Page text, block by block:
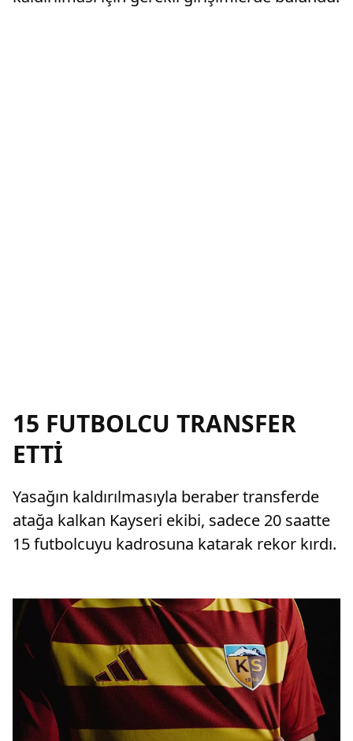
15 FUTBOLCU TRANSFER
ETTİ
Yasağın kaldırılmasıyla beraber transferde
atağa kalkan Kayseri ekibi, sadece 20 saatte
15 futbolcuyu kadrosuna katarak rekor kırdı.